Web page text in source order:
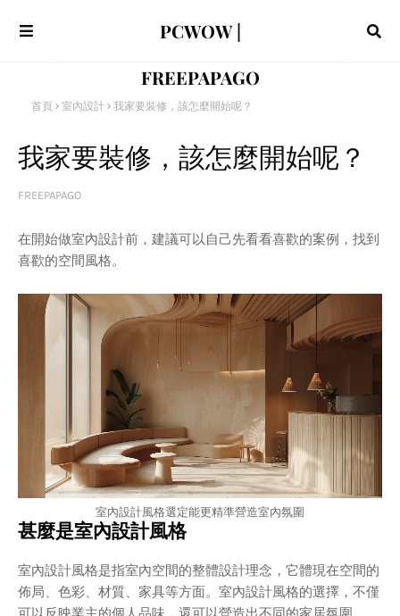
PCWOW |
FREEPAPAGO
首頁 室內設計 我家要裝修，該怎麼開始呢？
我家要裝修，該怎麼開始呢？
FREEPAPAGO
在開始做室內設計前，建議可以自己先看看喜歡的案例，找到
喜歡的空間風格。
室內設計風格選定能更精準營造室內氛圍
甚麼是室內設計風格
室內設計風格是指室內空間的整體設計理念，它體現在空間的
佈局、色彩、材質、家具等方面。室內設計風格的選擇，不僅